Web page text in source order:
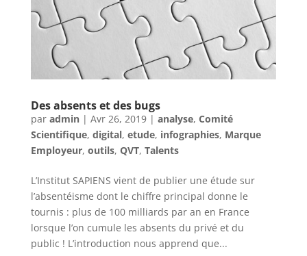
Des absents et des bugs
par admin| Avr 26, 2019| analyse, Comité
Scientifique, digital, etude, infographies, Marque
Employeur, outils, QVT, Talents
L’Institut SAPIENS vient de publier une étude sur
l’absentéisme dont le chiffre principal donne le
tournis : plus de 100 milliards par an en France
lorsque l’on cumule les absents du privé et du
public ! L’introduction nous apprend que...